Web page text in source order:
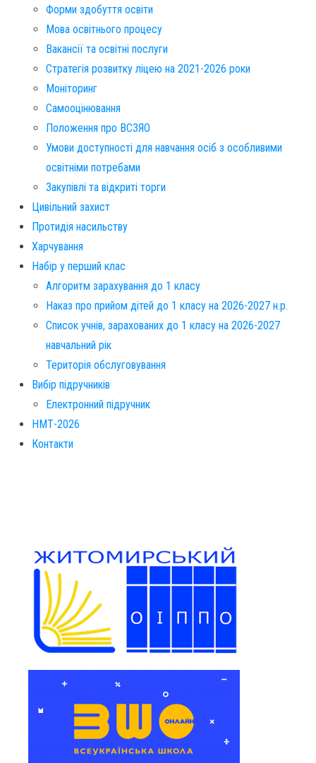
Форми здобуття освіти
Мова освітнього процесу
Вакансії та освітні послуги
Стратегія розвитку ліцею на 2021-2026 роки
Моніторинг
Самооцінювання
Положення про ВСЗЯО
Умови доступності для навчання осіб з особливими
освітніми потребами
Закупівлі та відкриті торги
Цивільний захист
Протидія насильству
Харчування
Набір у перший клас
Алгоритм зарахування до 1 класу
Наказ про прийом дітей до 1 класу на 2026-2027 н.р.
Список учнів, зарахованих до 1 класу на 2026-2027
навчальний рік
Територія обслуговування​
Вибір підручників
Електронний підручник
НМТ-2026
Контакти